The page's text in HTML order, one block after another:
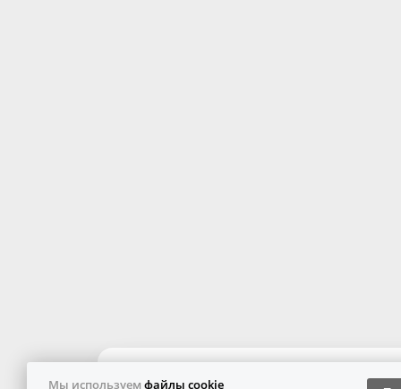
Мы используем файлы cookie